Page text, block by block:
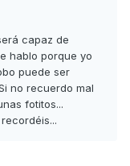
capaz de
hablo porque yo
puede ser
no recuerdo mal
fotitos...